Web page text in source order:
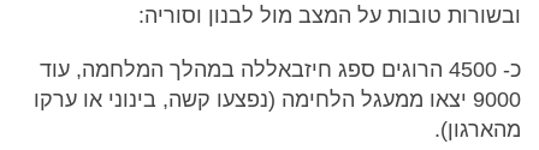
ובשורות טובות על המצב מול לבנון וסוריה:
כ- 4500 הרוגים ספג חיזבאללה במהלך המלחמה, עוד
9000 יצאו ממעגל הלחימה (נפצעו קשה, בינוני או ערקו
מהארגון).